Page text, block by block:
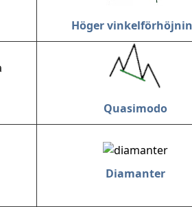
Höger
Quasimodo
Diamanter